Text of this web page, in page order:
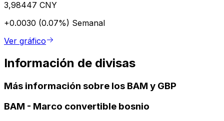
3,98447 CNY
+0.0030 (0.07%) Semanal
Ver gráfico
Información de divisas
Más información sobre los BAM y GBP
BAM - Marco convertible bosnio